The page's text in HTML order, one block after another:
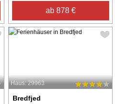
ab 878 €
Haus: 29963
Bredfjed